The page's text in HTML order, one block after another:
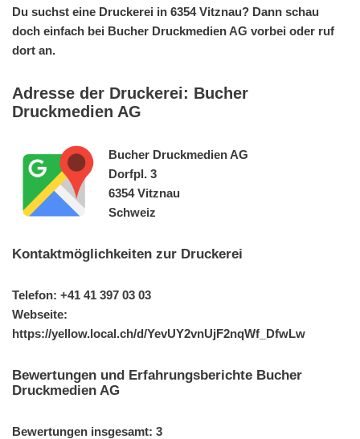
Du suchst eine Druckerei in 6354 Vitznau? Dann schau
doch einfach bei Bucher Druckmedien AG vorbei oder ruf
dort an.
Adresse der Druckerei: Bucher
Druckmedien AG
Bucher Druckmedien AG
Dorfpl. 3
6354 Vitznau
Schweiz
Kontaktmöglichkeiten zur Druckerei
Telefon: +41 41 397 03 03
Webseite:
https://yellow.local.ch/d/YevUY2vnUjF2nqWf_DfwLw
Bewertungen und Erfahrungsberichte Bucher
Druckmedien AG
Bewertungen insgesamt: 3